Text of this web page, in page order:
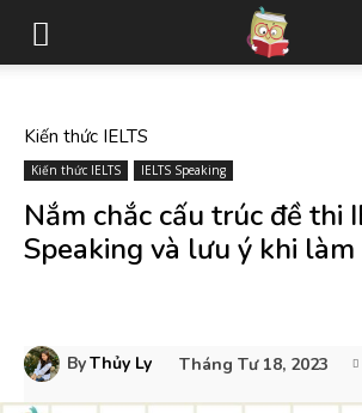
Kiến thức IELTS
Kiến thức IELTS IELTS Speaking
Nắm chắc cấu trúc đề thi
Speaking và lưu ý khi làm
ByThủy Ly Tháng Tư 18, 2023